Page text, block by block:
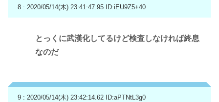
8 : 2020/05/14(木) 23:41:47.95 ID:iEU9Z5+40
とっくに武漢化してるけど検査しなければ終息
なのだ
9 : 2020/05/14(木) 23:42:14.62 ID:aPTNtL3g0